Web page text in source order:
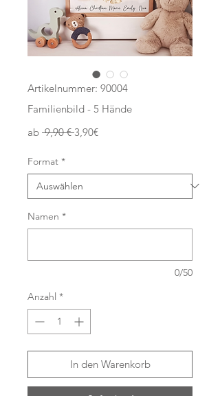
Artikelnummer: 90004
Familienbild - 5 Hände
ab 9,90 € Standardpreis
3,90€Sale-
Format *
Namen *
0/50
Anzahl *
In den Warenkorb